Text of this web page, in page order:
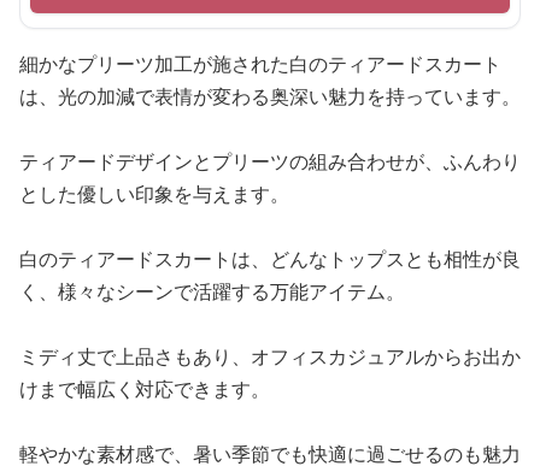
細かなプリーツ加工が施された白のティアードスカート
は、光の加減で表情が変わる奥深い魅力を持っています。
ティアードデザインとプリーツの組み合わせが、ふんわり
とした優しい印象を与えます。
白のティアードスカートは、どんなトップスとも相性が良
く、様々なシーンで活躍する万能アイテム。
ミディ丈で上品さもあり、オフィスカジュアルからお出か
けまで幅広く対応できます。
軽やかな素材感で、暑い季節でも快適に過ごせるのも魅力